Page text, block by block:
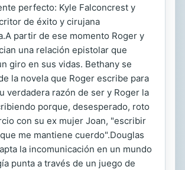
perfecto: Kyle Falconcrest y
de éxito y cirujana
partir de ese momento Roger y
una relación epistolar que
giro en sus vidas. Bethany se
la novela que Roger escribe para
verdadera razón de ser y Roger la
porque, desesperado, roto
con su ex mujer Joan, "escribir
me mantiene cuerdo".Douglas
la incomunicación en un mundo
punta a través de un juego de